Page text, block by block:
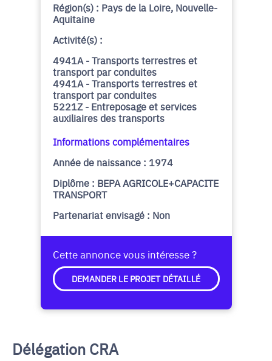
Région(s) : Pays de la Loire, Nouvelle-
Aquitaine
Activité(s) :
4941A - Transports terrestres et
transport par conduites
4941A - Transports terrestres et
transport par conduites
5221Z - Entreposage et services
auxiliaires des transports
Informations complémentaires
Année de naissance : 1974
Diplôme : BEPA AGRICOLE+CAPACITE
TRANSPORT
Partenariat envisagé : Non
Cette annonce vous intéresse ?
DEMANDER LE PROJET DÉTAILLÉ
Délégation CRA